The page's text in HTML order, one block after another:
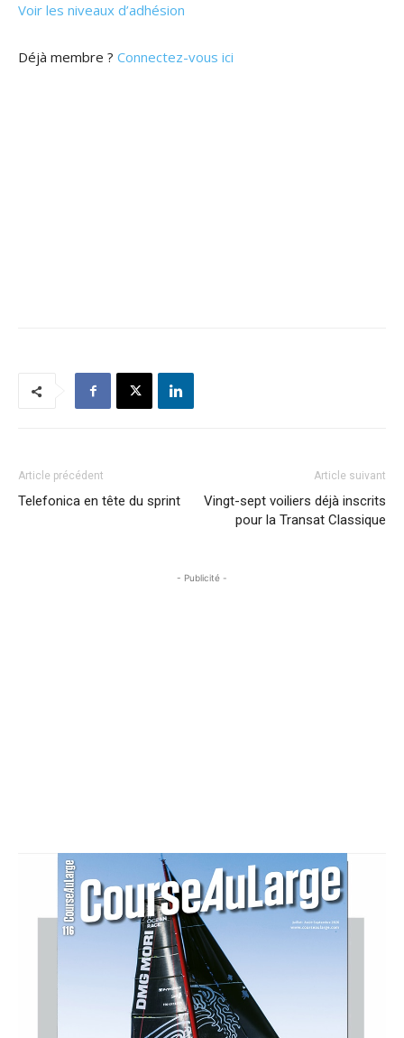
Voir les niveaux d’adhésion
Déjà membre ? Connectez-vous ici
Article précédent
Telefonica en tête du sprint
Article suivant
Vingt-sept voiliers déjà inscrits
pour la Transat Classique
- Publicité -